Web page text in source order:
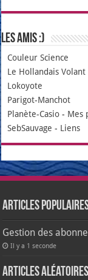
Les amis :)
Couleur Science
Le Hollandais Volant
Lokoyote
Parigot-Manchot
Planète-Casio - Mes
SebSauvage - Liens
Articles
Gestion des
Il y a 1 seconde
Articles aléatoires